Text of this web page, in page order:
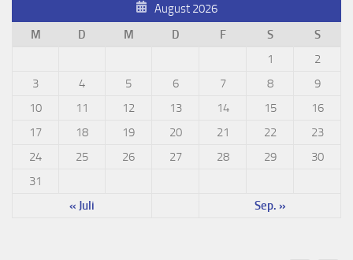
August 2026
M
D M D F S
S
1
2
3
4 5 6 7 8
9
10
11 12 13 14 15
16
17
18 19 20 21 22
23
24
25 26 27 28 29
30
31
« Juli
Sep. »